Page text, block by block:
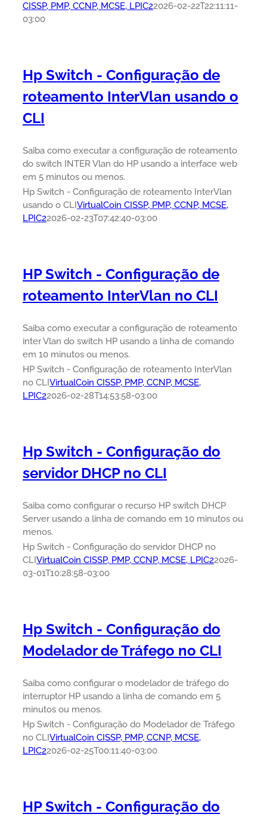
CISSP, PMP, CCNP, MCSE, LPIC22026-02-22T22:11:11-
03:00
Hp Switch - Configuração de
roteamento InterVlan usando o
CLI
Saiba como executar a configuração de roteamento
do switch INTER Vlan do HP usando a interface web
em 5 minutos ou menos.
Hp Switch - Configuração de roteamento InterVlan
usando o CLIVirtualCoin CISSP, PMP, CCNP, MCSE,
LPIC22026-02-23T07:42:40-03:00
HP Switch - Configuração de
roteamento InterVlan no CLI
Saiba como executar a configuração de roteamento
inter Vlan do switch HP usando a linha de comando
em 10 minutos ou menos.
HP Switch - Configuração de roteamento InterVlan
no CLIVirtualCoin CISSP, PMP, CCNP, MCSE,
LPIC22026-02-28T14:53:58-03:00
Hp Switch - Configuração do
servidor DHCP no CLI
Saiba como configurar o recurso HP switch DHCP
Server usando a linha de comando em 10 minutos ou
menos.
Hp Switch - Configuração do servidor DHCP no
CLIVirtualCoin CISSP, PMP, CCNP, MCSE, LPIC22026-
03-01T10:28:58-03:00
Hp Switch - Configuração do
Modelador de Tráfego no CLI
Saiba como configurar o modelador de tráfego do
interruptor HP usando a linha de comando em 5
minutos ou menos.
Hp Switch - Configuração do Modelador de Tráfego
no CLIVirtualCoin CISSP, PMP, CCNP, MCSE,
LPIC22026-02-25T00:11:40-03:00
HP Switch - Configuração do